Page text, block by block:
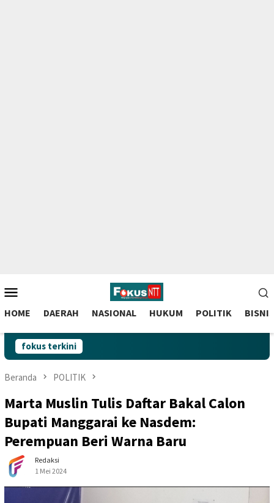
to
contentMobile
HOME DAERAH NASIONAL HUKUM POLITIK BISNIS
fokus terkini
Beranda POLITIK
Marta Muslin Tulis Daftar Bakal Calon
Bupati Manggarai ke Nasdem:
Perempuan Beri Warna Baru
Redaksi
1 Mei 2024